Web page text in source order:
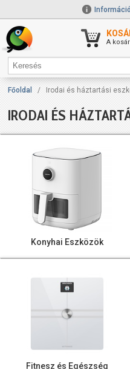
A
Főoldal / Irodai és háztartási
IRODAI ÉS
Konyhai Eszközök
Fitnesz és Egészség